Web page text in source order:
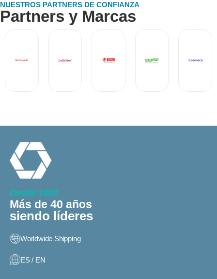
NUESTROS PARTNERS DE CONFIANZA
Partners y Marcas
Desde 1983
Más de 40 años
siendo líderes
Worldwide Shipping
ES / EN